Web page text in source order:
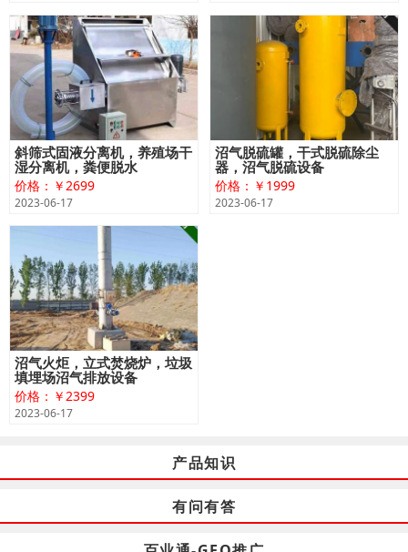
斜筛式固液分离机，养殖场干
湿分离机，粪便脱水
价格：￥2699
2023-06-17
沼气脱硫罐，干式脱硫除尘
器，沼气脱硫设备
价格：￥1999
2023-06-17
沼气火炬，立式焚烧炉，垃圾
填埋场沼气排放设备
价格：￥2399
2023-06-17
产品知识
有问有答